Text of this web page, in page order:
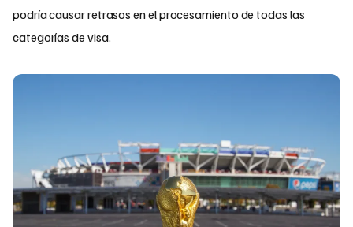
podría causar retrasos en el procesamiento de todas las
categorías de visa.